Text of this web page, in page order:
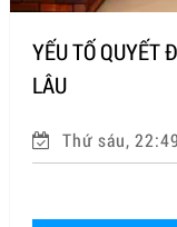
YẾU TỐ QUYẾT
LÂU
Thứ sáu,